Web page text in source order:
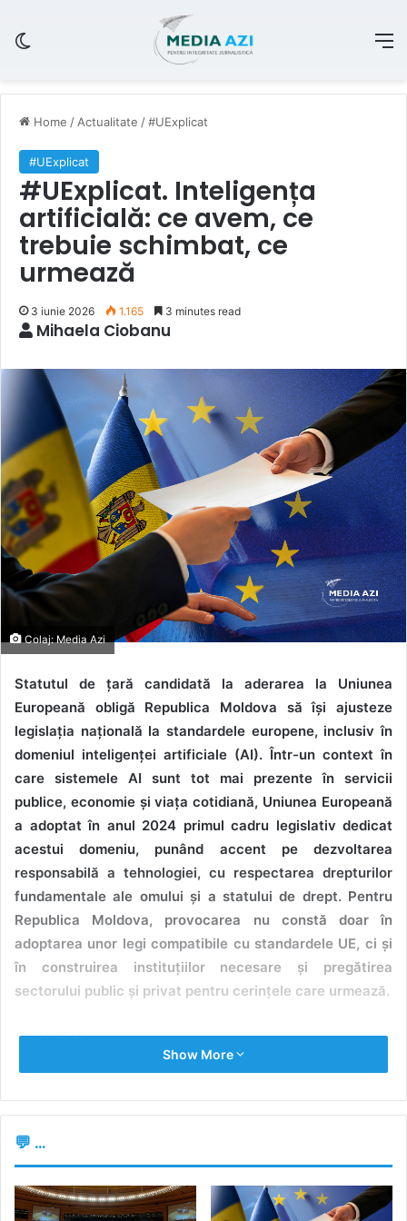
Home / Actualitate /#UExplicat
#UExplicat
#UExplicat. Inteligența
artificială: ce avem, ce
trebuie schimbat, ce
urmează
3 iunie 2026 1.165 3 minutes read
Mihaela Ciobanu
Colaj: Media Azi
Statutul de țară candidată la aderarea la Uniunea
Europeană obligă Republica Moldova să își ajusteze
legislația națională la standardele europene, inclusiv în
domeniul inteligenței artificiale (AI). Într-un context în
care sistemele AI sunt tot mai prezente în servicii
publice, economie și viața cotidiană, Uniunea Europeană
a adoptat în anul 2024 primul cadru legislativ dedicat
acestui domeniu, punând accent pe dezvoltarea
responsabilă a tehnologiei, cu respectarea drepturilor
fundamentale ale omului și a statului de drept. Pentru
Republica Moldova, provocarea nu constă doar în
adoptarea unor legi compatibile cu standardele UE, ci și
în construirea instituțiilor necesare și pregătirea
sectorului public și privat pentru cerințele care urmează.
CE AVEM?
ultimii ani, au fost lansate mai multe inițiative care
Cartea Albă privind AI și guvernanța datelor
Show More
💬 ...